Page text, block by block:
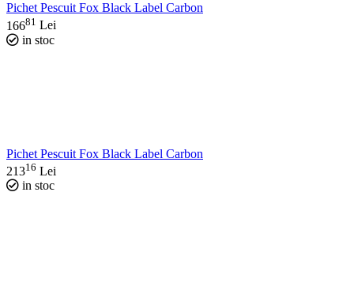
Pichet Pescuit Fox Black Label Carbon
16681 Lei
in stoc
Pichet Pescuit Fox Black Label Carbon
21316 Lei
in stoc